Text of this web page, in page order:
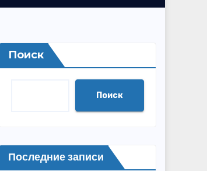
Поиск
Поиск
Последние записи